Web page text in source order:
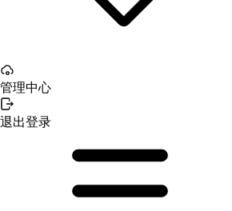
管理中心
退出登录